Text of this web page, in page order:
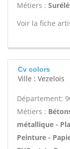
Métiers :
Voir la fiche
Cv colors
Ville : Vezelois
Département:
Métiers :
métallique -
Peinture -